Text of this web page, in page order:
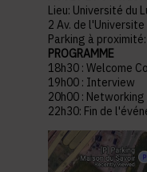
Lieu: Université du
2 Av. de
Parking à proximité:
PROGRAMME
18h30 : Welcome
19h00 : Interview
20h00 :
22h30: Fin de